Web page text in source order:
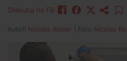
Diskutuj na FB
Autoři Nicolas Rosier | Foto Nicolas